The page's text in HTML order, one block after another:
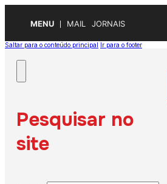
MENU MAIL JORNAIS
Saltar para o conteúdo principal Ir para o footer
Pesquisar no
site